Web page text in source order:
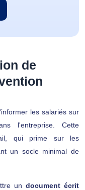
de
les salariés sur
l'entreprise . Cette
qui prime sur les
un socle minimal de
un document écrit